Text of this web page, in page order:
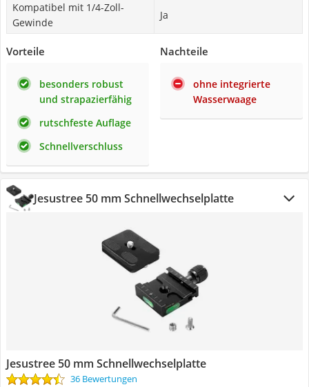
Kompatibel mit 1/4-Zoll-
Gewinde
Ja
Vorteile
besonders robust
und strapazierfähig
rutschfeste Auflage
Schnellverschluss
Nachteile
ohne integrierte
Wasserwaage
Jesustree 50 mm Schnellwechselplatte
Jesustree 50 mm Schnellwechselplatte
36 Bewertungen